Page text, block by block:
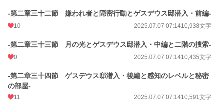
-第二章三十二節 嫌われ者と隠密行動とゲスデウス邸潜入・前編-
10 2025.07.07 07:1410,938文字
-第二章三十三節 月の光とゲスデウス邸潜入・中編と二階の捜索-
0 2025.07.07 07:1410,435文字
-第二章三十四節 ゲスデウス邸潜入・後編と感知のレベルと秘密
の部屋-
11 2025.07.07 07:1410,591文字